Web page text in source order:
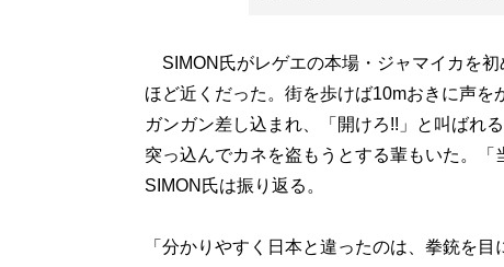
SIMON氏がレゲエの本場・ジャマイカを
ほど近くだった。街を歩けば10mおきに声
ガンガン差し込まれ、「開けろ!!」と叫ばれ
突っ込んでカネを盗もうとする輩もいた。
SIMON氏は振り返る。
「分かりやすく日本と違ったのは、拳銃を